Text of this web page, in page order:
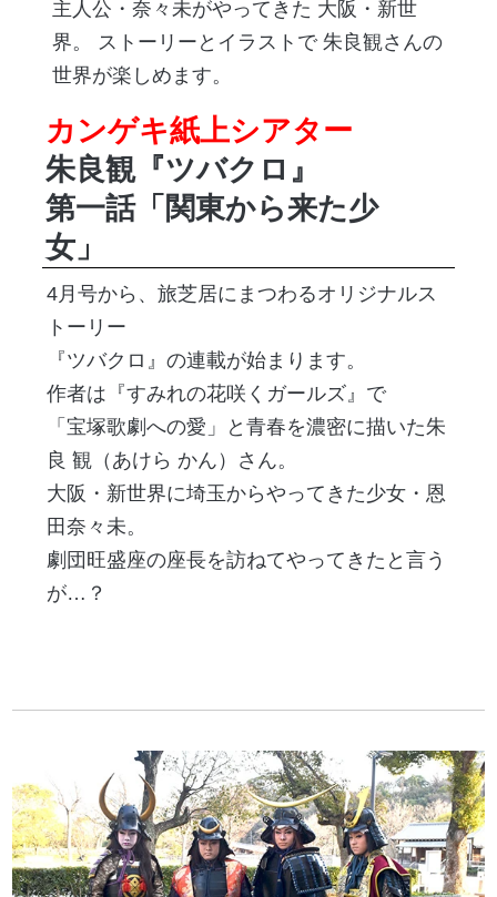
主人公・奈々未がやってきた 大阪・新世
界。 ストーリーとイラストで 朱良観さんの
世界が楽しめます。
カンゲキ紙上シアター
朱良観『ツバクロ』
第一話「関東から来た少
女」
4月号から、旅芝居にまつわるオリジナルス
トーリー
『ツバクロ』の連載が始まります。
作者は『すみれの花咲くガールズ』で
「宝塚歌劇への愛」と青春を濃密に描いた朱
良 観（あけら かん）さん。
大阪・新世界に埼玉からやってきた少女・恩
田奈々未。
劇団旺盛座の座長を訪ねてやってきたと言う
が…？